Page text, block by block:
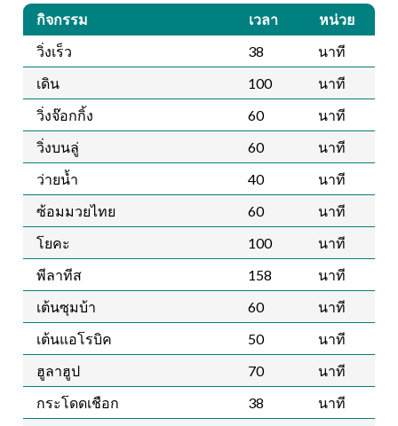
กิจกรรม เวลา
หน่วย
วิ่งเร็ว
38
นาที
เดิน
100
นาที
วิ่งจ๊อกกิ้ง
60
นาที
วิ่งบนลู่
60
นาที
ว่ายน้ำ
40
นาที
ซ้อมมวยไทย
60
นาที
โยคะ
100
นาที
พีลาทีส
158
นาที
เต้นซุมบ้า
60
นาที
เต้นแอโรบิค
50
นาที
ฮูลาฮูป
70
นาที
กระโดดเชือก
38
นาที